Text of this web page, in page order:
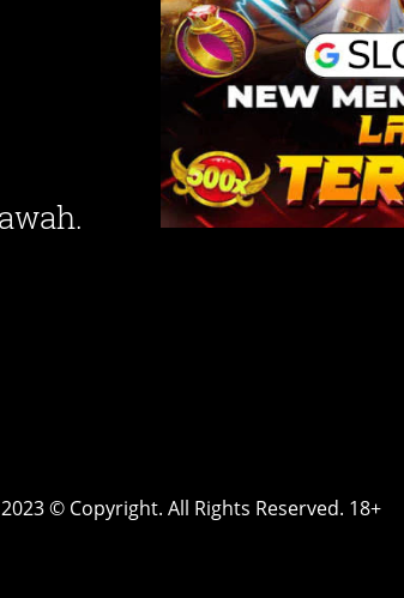
© Copyright. All Rights Reserved. 18+